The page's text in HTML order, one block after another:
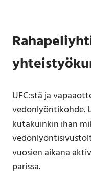
UFC:stä ja
vedonlyöntikohde.
kutakuinkin ihan
vuosien aikana
parissa.